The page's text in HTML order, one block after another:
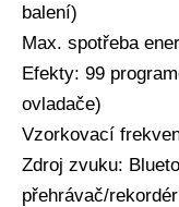
balení)
Max. spotřeba
Efekty: 99
ovladače)
Vzorkovací
Zdroj zvuku:
přehrávač/rekordér